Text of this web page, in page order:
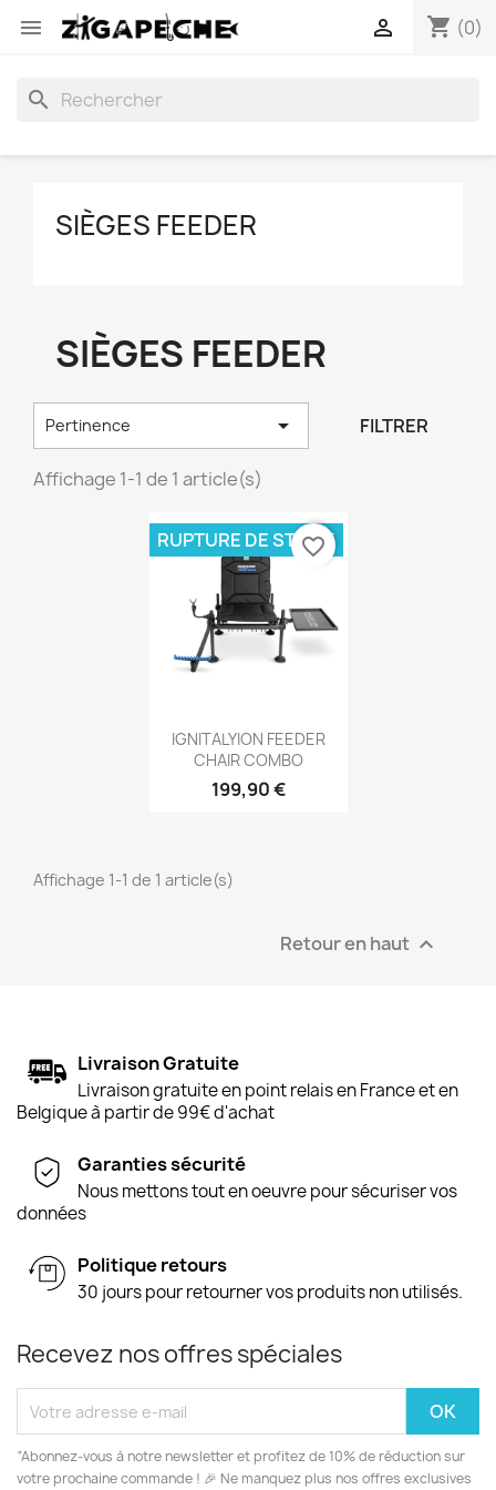
 shopping_cart (0)

search
SIÈGES FEEDER
SIÈGES FEEDER
Pertinence  FILTRER
Affichage 1-1 de 1 article(s)
Aperçu rapide
IGNITALYION FEEDER
CHAIR COMBO
199,90 €
RUPTURE DE STOCK
favorite_border
Affichage 1-1 de 1 article(s)
Retour en haut 
Livraison Gratuite
Livraison gratuite en point relais en France et en
Belgique à partir de 99€ d'achat
Garanties sécurité
Nous mettons tout en oeuvre pour sécuriser vos
données
Politique retours
30 jours pour retourner vos produits non utilisés.
Recevez nos offres spéciales
“Abonnez-vous à notre newsletter et profitez de 10% de réduction sur
votre prochaine commande ! 🎉 Ne manquez plus nos offres exclusives